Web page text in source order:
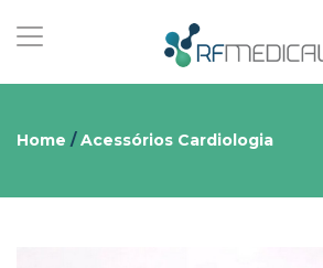
Home /Acessórios Cardiologia